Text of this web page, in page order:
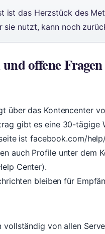
ist das Herzstück des
sie nutzt, kann noch
offene Fragen
über das Kontencenter
gibt es eine 30-
ist facebook.com/
auch Profile unter dem
Center).
bleiben für
vollständig von allen